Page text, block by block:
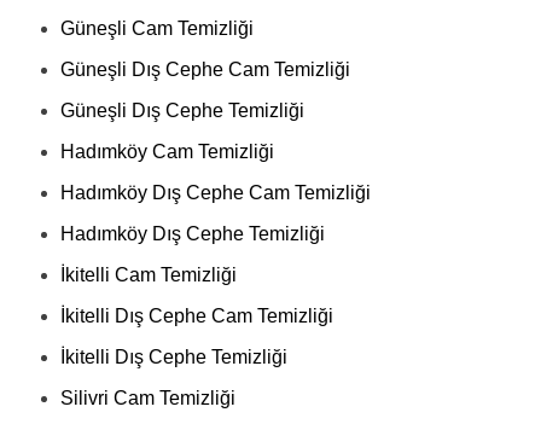
Güneşli Cam Temizliği
Güneşli Dış Cephe Cam Temizliği
Güneşli Dış Cephe Temizliği
Hadımköy Cam Temizliği
Hadımköy Dış Cephe Cam Temizliği
Hadımköy Dış Cephe Temizliği
İkitelli Cam Temizliği
İkitelli Dış Cephe Cam Temizliği
İkitelli Dış Cephe Temizliği
Silivri Cam Temizliği